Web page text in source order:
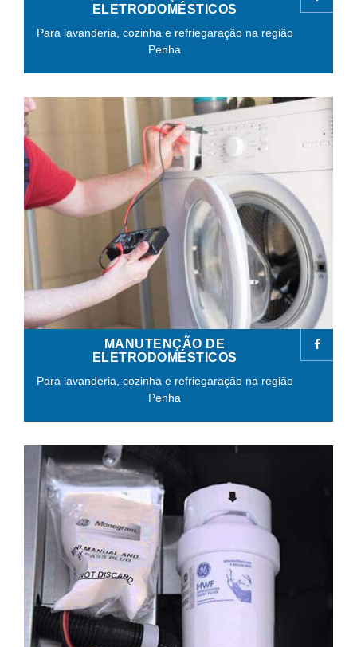
ELETRODOMÉSTICOS
Para lavanderia, cozinha e refriegaração na região
Penha
MANUTENÇÃO DE
ELETRODOMÉSTICOS
Para lavanderia, cozinha e refriegaração na região
Penha